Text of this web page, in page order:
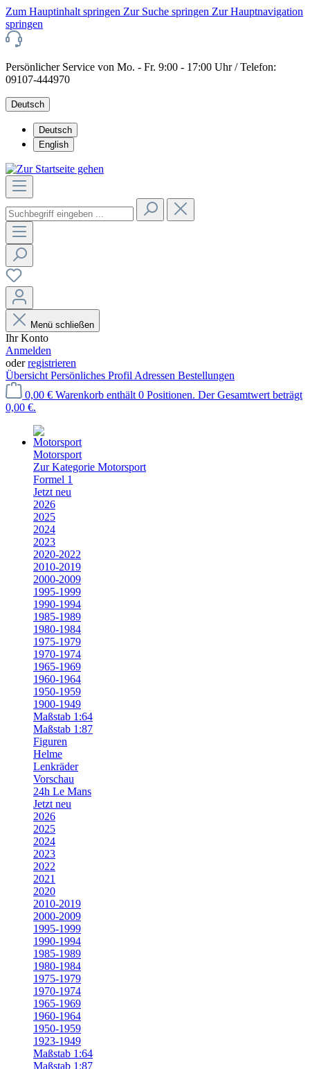
Zum Hauptinhalt springen Zur Suche springen Zur Hauptnavigation
springen
Persönlicher Service von Mo. - Fr. 9:00 - 17:00 Uhr / Telefon:
09107-444970
Deutsch
Deutsch
English
Menü schließen
Ihr Konto
Anmelden
oderregistrieren
Übersicht Persönliches Profil Adressen Bestellungen
0,00 € Warenkorb enthält 0 Positionen. Der Gesamtwert beträgt
0,00 €.
Motorsport
Zur Kategorie Motorsport
Formel 1
Jetzt neu
2026
2025
2024
2023
2020-2022
2010-2019
2000-2009
1995-1999
1990-1994
1985-1989
1980-1984
1975-1979
1970-1974
1965-1969
1960-1964
1950-1959
1900-1949
Maßstab 1:64
Maßstab 1:87
Figuren
Helme
Lenkräder
Vorschau
24h Le Mans
Jetzt neu
2026
2025
2024
2023
2022
2021
2020
2010-2019
2000-2009
1995-1999
1990-1994
1985-1989
1980-1984
1975-1979
1970-1974
1965-1969
1960-1964
1950-1959
1923-1949
Maßstab 1:64
Maßstab 1:87